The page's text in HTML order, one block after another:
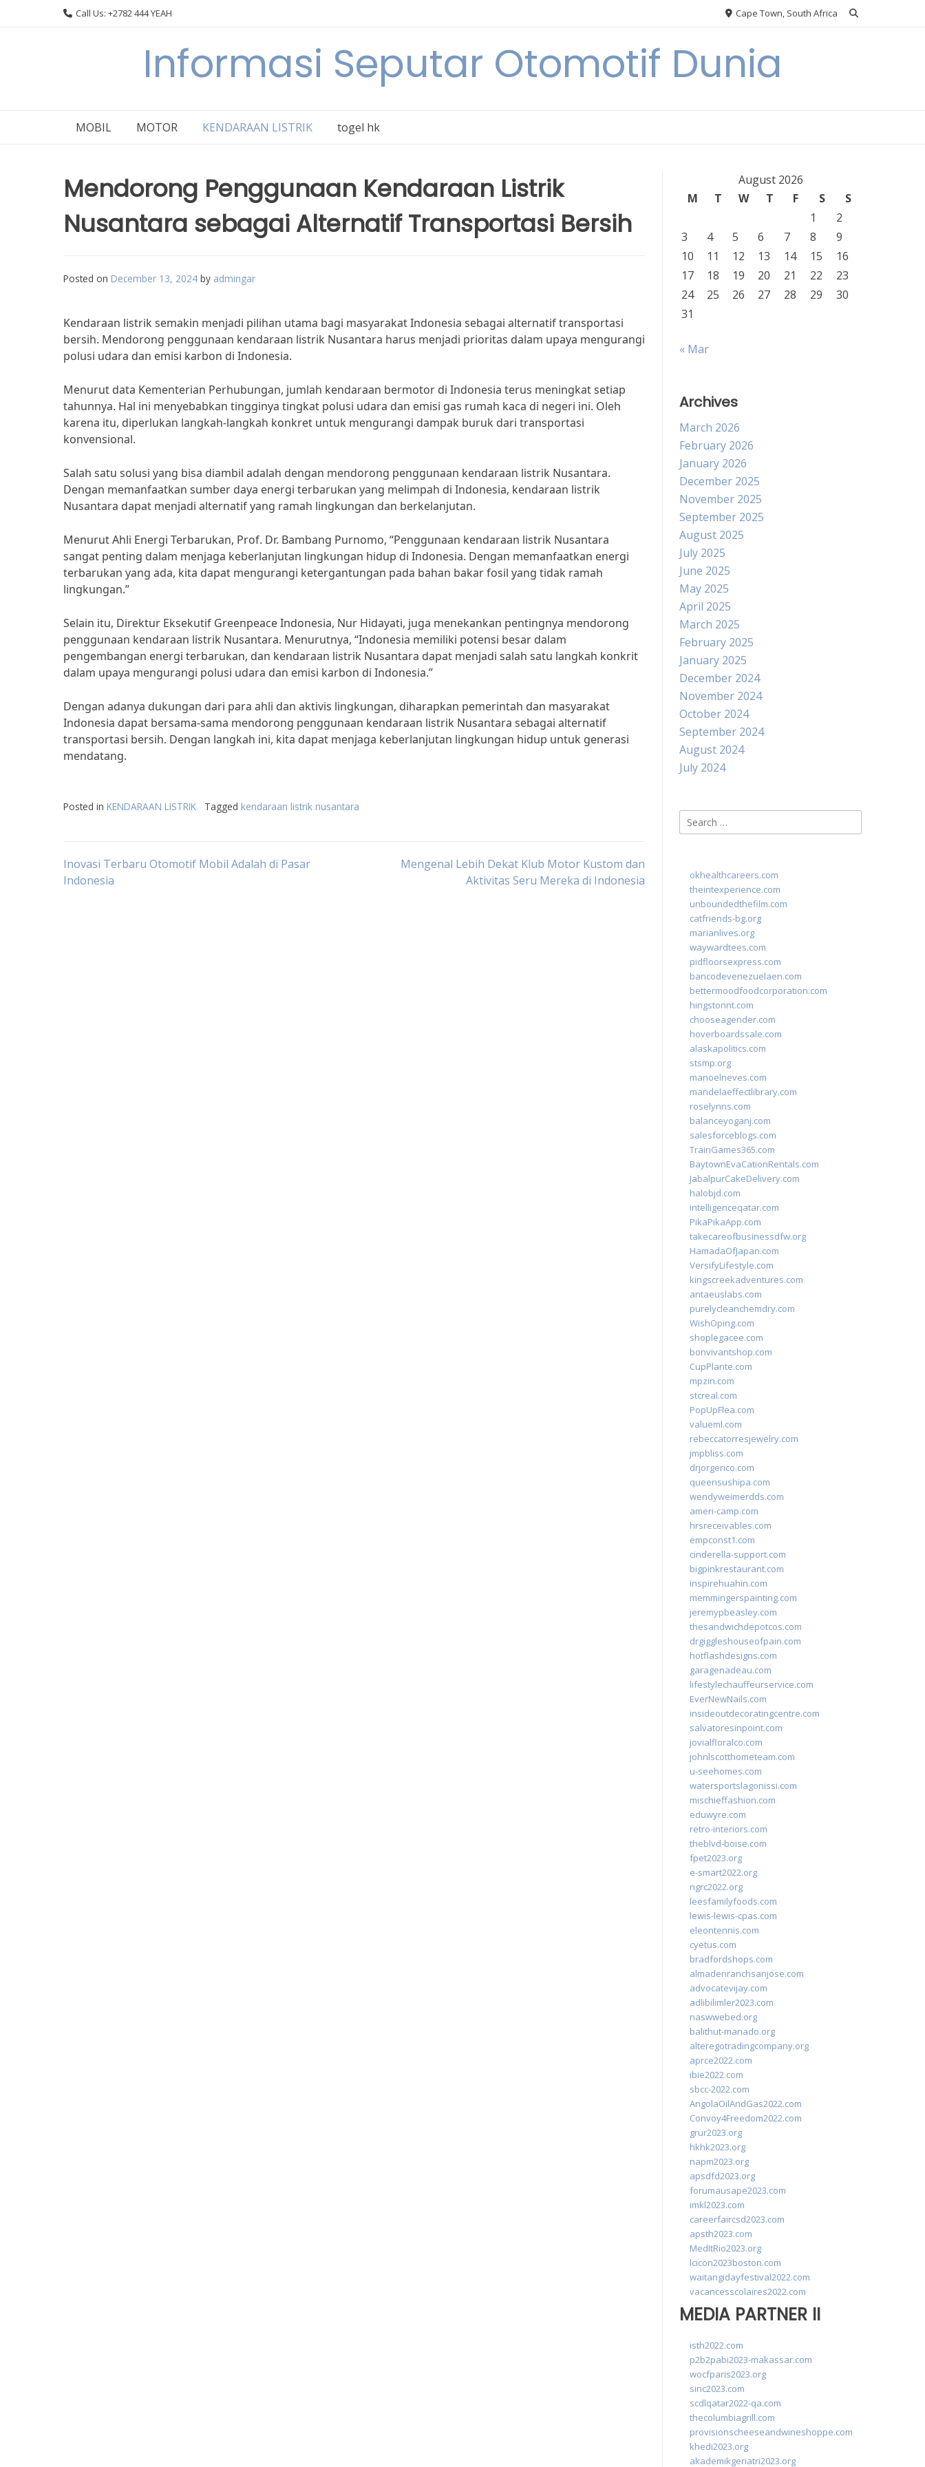
Call Us: +2782 444 YEAH Cape Town, South Africa
Informasi Seputar Otomotif Dunia
MOBIL MOTOR KENDARAAN LISTRIK togel hk
Mendorong Penggunaan Kendaraan Listrik
Nusantara sebagai Alternatif Transportasi Bersih
Posted on December 13, 2024 by admingar
Kendaraan listrik semakin menjadi pilihan utama bagi masyarakat Indonesia sebagai alternatif transportasi
bersih. Mendorong penggunaan kendaraan listrik Nusantara harus menjadi prioritas dalam upaya mengurangi
polusi udara dan emisi karbon di Indonesia.
Menurut data Kementerian Perhubungan, jumlah kendaraan bermotor di Indonesia terus meningkat setiap
tahunnya. Hal ini menyebabkan tingginya tingkat polusi udara dan emisi gas rumah kaca di negeri ini. Oleh
karena itu, diperlukan langkah-langkah konkret untuk mengurangi dampak buruk dari transportasi
konvensional.
Salah satu solusi yang bisa diambil adalah dengan mendorong penggunaan kendaraan listrik Nusantara.
Dengan memanfaatkan sumber daya energi terbarukan yang melimpah di Indonesia, kendaraan listrik
Nusantara dapat menjadi alternatif yang ramah lingkungan dan berkelanjutan.
Menurut Ahli Energi Terbarukan, Prof. Dr. Bambang Purnomo, “Penggunaan kendaraan listrik Nusantara
sangat penting dalam menjaga keberlanjutan lingkungan hidup di Indonesia. Dengan memanfaatkan energi
terbarukan yang ada, kita dapat mengurangi ketergantungan pada bahan bakar fosil yang tidak ramah
lingkungan.”
Selain itu, Direktur Eksekutif Greenpeace Indonesia, Nur Hidayati, juga menekankan pentingnya mendorong
penggunaan kendaraan listrik Nusantara. Menurutnya, “Indonesia memiliki potensi besar dalam
pengembangan energi terbarukan, dan kendaraan listrik Nusantara dapat menjadi salah satu langkah konkrit
dalam upaya mengurangi polusi udara dan emisi karbon di Indonesia.”
Dengan adanya dukungan dari para ahli dan aktivis lingkungan, diharapkan pemerintah dan masyarakat
Indonesia dapat bersama-sama mendorong penggunaan kendaraan listrik Nusantara sebagai alternatif
transportasi bersih. Dengan langkah ini, kita dapat menjaga keberlanjutan lingkungan hidup untuk generasi
mendatang.
Posted in KENDARAAN LISTRIK Tagged kendaraan listrik nusantara
Post
Inovasi Terbaru Otomotif Mobil Adalah di Pasar
Indonesia
Mengenal Lebih Dekat Klub Motor Kustom dan
Aktivitas Seru Mereka di Indonesia
August 2026
M
T W T F S
S
1
2
3
4 5 6 7 8
9
10
11 12 13 14 15
16
17
18 19 20 21 22
23
24
25 26 27 28 29
30
31
« Mar
Archives
March 2026
February 2026
January 2026
December 2025
November 2025
September 2025
August 2025
July 2025
June 2025
May 2025
April 2025
March 2025
February 2025
January 2025
December 2024
November 2024
October 2024
September 2024
August 2024
July 2024
Search
for:
okhealthcareers.com
theintexperience.com
unboundedthefilm.com
catfriends-bg.org
marianlives.org
waywardtees.com
pidfloorsexpress.com
bancodevenezuelaen.com
bettermoodfoodcorporation.com
hingstonnt.com
chooseagender.com
hoverboardssale.com
alaskapolitics.com
stsmp.org
manoelneves.com
mandelaeffectlibrary.com
roselynns.com
balanceyoganj.com
salesforceblogs.com
TrainGames365.com
BaytownEvaCationRentals.com
JabalpurCakeDelivery.com
halobjd.com
intelligenceqatar.com
PikaPikaApp.com
takecareofbusinessdfw.org
HamadaOfJapan.com
VersifyLifestyle.com
kingscreekadventures.com
antaeuslabs.com
purelycleanchemdry.com
WishOping.com
shoplegacee.com
bonvivantshop.com
CupPlante.com
mpzin.com
stcreal.com
PopUpFlea.com
valueml.com
rebeccatorresjewelry.com
jmpbliss.com
drjorgerico.com
queensushipa.com
wendyweimerdds.com
ameri-camp.com
hrsreceivables.com
empconst1.com
cinderella-support.com
bigpinkrestaurant.com
inspirehuahin.com
memmingerspainting.com
jeremypbeasley.com
thesandwichdepotcos.com
drgiggleshouseofpain.com
hotflashdesigns.com
garagenadeau.com
lifestylechauffeurservice.com
EverNewNails.com
insideoutdecoratingcentre.com
salvatoresinpoint.com
jovialfloralco.com
johnlscotthometeam.com
u-seehomes.com
watersportslagonissi.com
mischieffashion.com
eduwyre.com
retro-interiors.com
theblvd-boise.com
fpet2023.org
e-smart2022.org
ngrc2022.org
leesfamilyfoods.com
lewis-lewis-cpas.com
eleontennis.com
cyetus.com
bradfordshops.com
almadenranchsanjose.com
advocatevijay.com
adlibilimler2023.com
naswwebed.org
balithut-manado.org
alteregotradingcompany.org
aprce2022.com
ibie2022.com
sbcc-2022.com
AngolaOilAndGas2022.com
Convoy4Freedom2022.com
grur2023.org
hkhk2023.org
napm2023.org
apsdfd2023.org
forumausape2023.com
imkl2023.com
careerfaircsd2023.com
apsth2023.com
MedItRio2023.org
lcicon2023boston.com
waitangidayfestival2022.com
vacancesscolaires2022.com
MEDIA PARTNER II
isth2022.com
p2b2pabi2023-makassar.com
wocfparis2023.org
sinc2023.com
scdlqatar2022-qa.com
thecolumbiagrill.com
provisionscheeseandwineshoppe.com
khedi2023.org
akademikgeriatri2023.org